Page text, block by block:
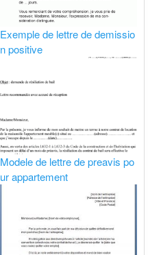
Exemple de lettre de demissio
n positive
Modele de lettre de preavis po
ur appartement